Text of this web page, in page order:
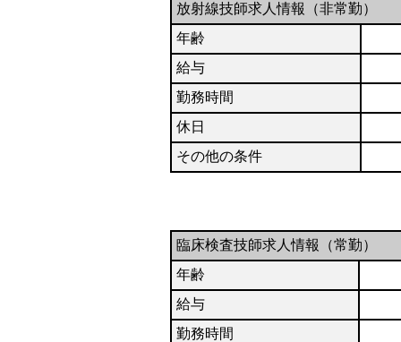
放射線技師求人情報（非常勤）
年齢
給与
勤務時間
休日
その他の条件
臨床検査技師求人情報（常勤）
年齢
給与
勤務時間